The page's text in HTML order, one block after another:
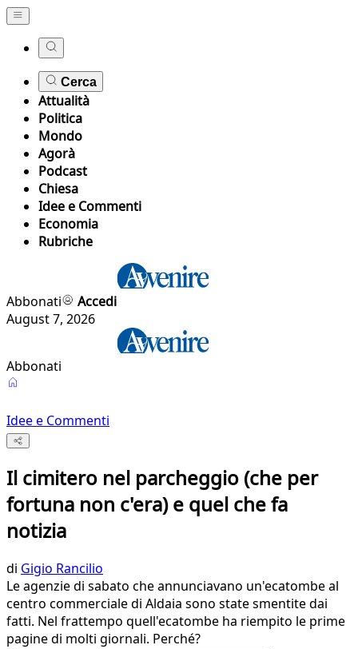
Cerca
Attualità
Politica
Mondo
Agorà
Podcast
Chiesa
Idee e Commenti
Economia
Rubriche
Abbonati
Accedi
August 7, 2026
Abbonati
Idee e Commenti
Il cimitero nel parcheggio (che per
fortuna non c'era) e quel che fa
notizia
di Gigio Rancilio
Le agenzie di sabato che annunciavano un'ecatombe al
centro commerciale di Aldaia sono state smentite dai
fatti. Nel frattempo quell'ecatombe ha riempito le prime
pagine di molti giornali. Perché?